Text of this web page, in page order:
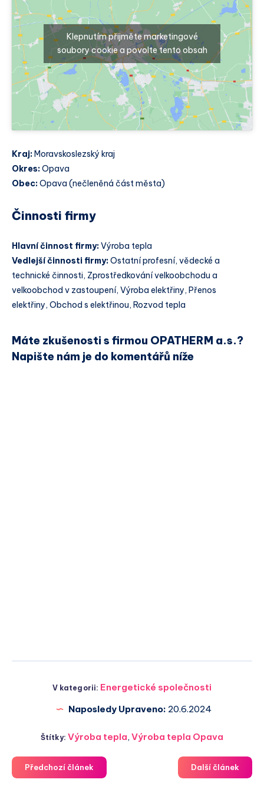
Klepnutím přijměte marketingové
soubory cookie a povolte tento obsah
Kraj: Moravskoslezský kraj
Okres:Opava
Obec:Opava (nečleněná část města)
Činnosti firmy
Hlavní činnost firmy:Výroba tepla
Vedlejší činnosti firmy:Ostatní profesní, vědecké a
technické činnosti, Zprostředkování velkoobchodu a
velkoobchod v zastoupení, Výroba elektřiny, Přenos
elektřiny, Obchod s elektřinou, Rozvod tepla
Máte zkušenosti s firmou OPATHERM a.s.?
Napište nám je do komentářů níže
V kategorii: Energetické společnosti
Naposledy Upraveno: 20.6.2024
Štítky:Výroba tepla,Výroba tepla Opava
Předchozí článek Další článek